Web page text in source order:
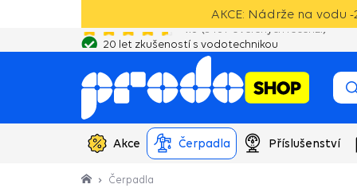
AKCE: Nádrže na vodu
20 let zkušeností s vodotechnikou
Akce Čerpadla Příslušenství
Čerpadla